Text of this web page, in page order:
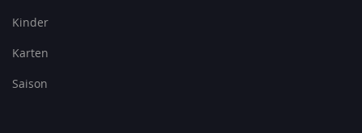
Kinder
Karten
Saison